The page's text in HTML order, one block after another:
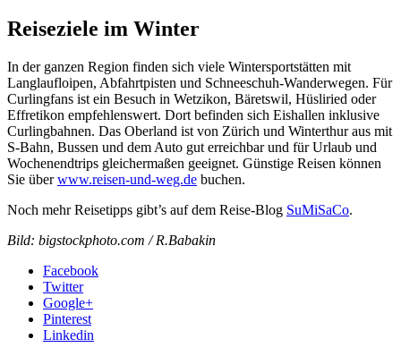
Reiseziele im Winter
In der ganzen Region finden sich viele Wintersportstätten mit
Langlaufloipen, Abfahrtpisten und Schneeschuh-Wanderwegen. Für
Curlingfans ist ein Besuch in Wetzikon, Bäretswil, Hüsliried oder
Effretikon empfehlenswert. Dort befinden sich Eishallen inklusive
Curlingbahnen. Das Oberland ist von Zürich und Winterthur aus mit
S-Bahn, Bussen und dem Auto gut erreichbar und für Urlaub und
Wochenendtrips gleichermaßen geeignet. Günstige Reisen können
Sie überwww.reisen-und-weg.de buchen.
Noch mehr Reisetipps gibt’s auf dem Reise-Blog SuMiSaCo.
Bild: bigstockphoto.com / R.Babakin
Facebook
Twitter
Google+
Pinterest
Linkedin